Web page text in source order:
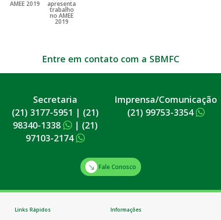
Entre em contato com a SBMFC
Secretaria
(21) 3177-5951 | (21)
98340-1338
| (21)
97103-2174
Imprensa/Comunicação
(21) 99753-3354
Fale Conosco
Links Rápidos Informações